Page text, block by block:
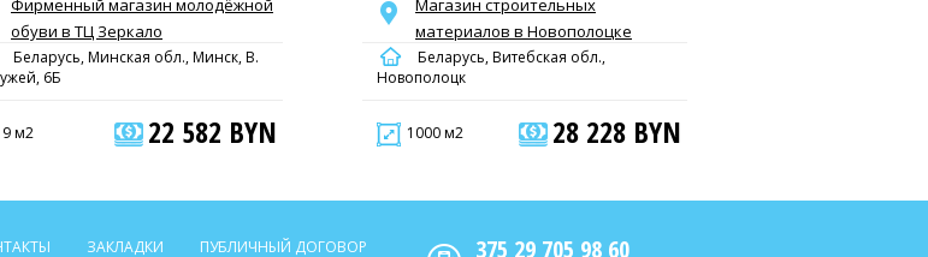
Фирменный магазин молодёжной
обуви в ТЦ Зеркало
Беларусь, Минская обл., Минск, В.
6Б
9 м2 22 582 BYN
Магазин строительных
материалов в Новополоцке
Беларусь, Витебская обл.,
Новополоцк
1000 м2 28 228 BYN
ЗАКЛАДКИ ПУБЛИЧНЫЙ ДОГОВОР 375 29 705 98 60